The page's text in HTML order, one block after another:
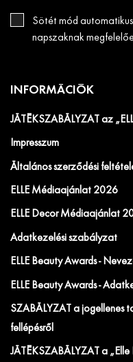
Sötét mód
napszaknak
INFORMÁCIÓK
JÁTÉKSZABÁLYZAT az
Impresszum
Általános szerződési
ELLE Médiaajánlat 2026
ELLE Decor Médiaajánlat
Adatkezelési szabályzat
ELLE Beauty Awards -
ELLE Beauty Awards -
SZABÁLYZAT a jogellenes
fellépésről
JÁTÉKSZABÁLYZAT a